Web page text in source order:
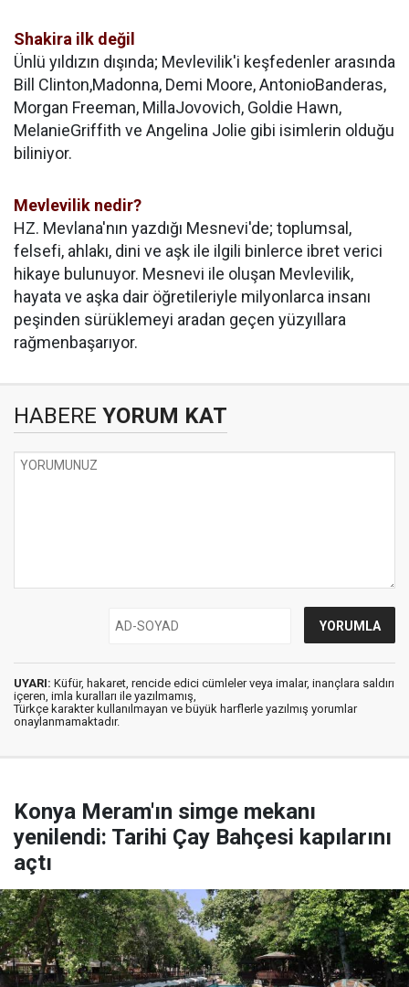
Shakira ilk değil
Ünlü yıldızın dışında; Mevlevilik'i keşfedenler arasında
Bill Clinton,Madonna, Demi Moore, AntonioBanderas,
Morgan Freeman, MillaJovovich, Goldie Hawn,
MelanieGriffith ve Angelina Jolie gibi isimlerin olduğu
biliniyor.
Mevlevilik nedir?
HZ. Mevlana'nın yazdığı Mesnevi'de; toplumsal,
felsefi, ahlakı, dini ve aşk ile ilgili binlerce ibret verici
hikaye bulunuyor. Mesnevi ile oluşan Mevlevilik,
hayata ve aşka dair öğretileriyle milyonlarca insanı
peşinden sürüklemeyi aradan geçen yüzyıllara
rağmenbaşarıyor.
HABERE YORUM KAT
UYARI: Küfür, hakaret, rencide edici cümleler veya imalar, inançlara saldırı
içeren, imla kuralları ile yazılmamış,
Türkçe karakter kullanılmayan ve büyük harflerle yazılmış yorumlar
onaylanmamaktadır.
Konya Meram'ın simge mekanı
yenilendi: Tarihi Çay Bahçesi kapılarını
açtı